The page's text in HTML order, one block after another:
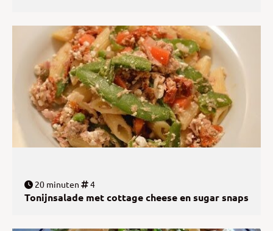
20 minuten 4
Tonijnsalade met cottage cheese en sugar snaps